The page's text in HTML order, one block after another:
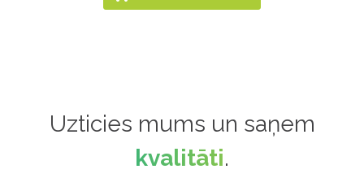
Uzticies mums un saņem
kvalitāti.